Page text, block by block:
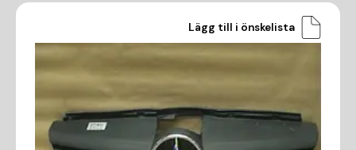
Lägg till i önskelista